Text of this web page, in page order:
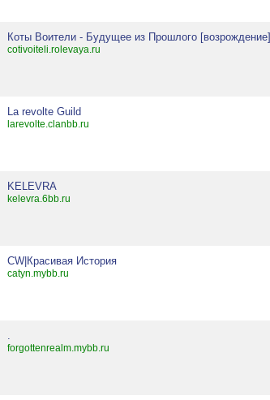
Коты Воители - Будущее из Прошлого [возрождение]
cotivoiteli.rolevaya.ru
La revolte Guild
larevolte.clanbb.ru
KELEVRA
kelevra.6bb.ru
CW|Красивая История
catyn.mybb.ru
.
forgottenrealm.mybb.ru